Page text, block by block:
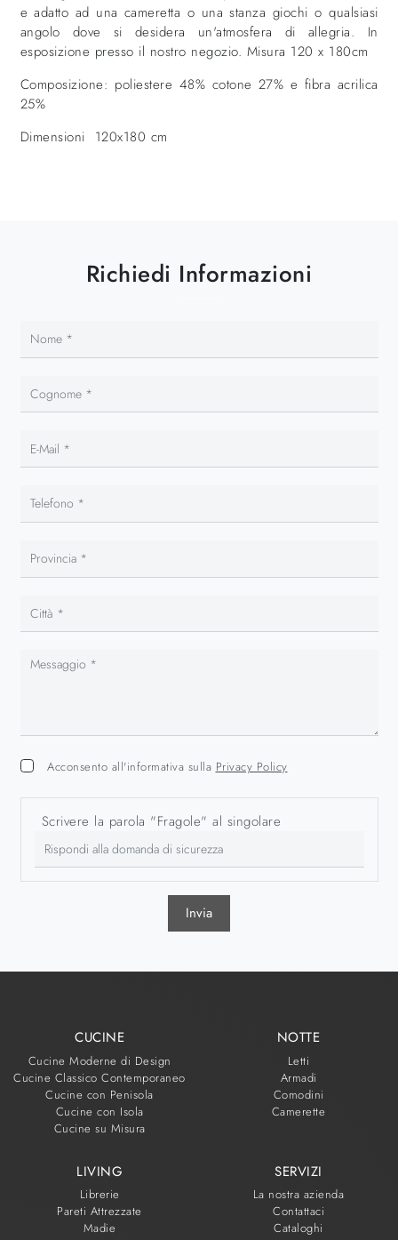
e adatto ad una cameretta o una stanza giochi o qualsiasi
angolo dove si desidera un'atmosfera di allegria. In
esposizione presso il nostro negozio. Misura 120 x 180cm
Composizione: poliestere 48% cotone 27% e fibra acrilica
25%
Dimensioni 120x180 cm
Richiedi Informazioni
Acconsento all'informativa sulla Privacy Policy
Scrivere la parola "Fragole" al singolare
Invia
CUCINE
Cucine Moderne di Design
Cucine Classico Contemporaneo
Cucine con Penisola
Cucine con Isola
Cucine su Misura
NOTTE
Letti
Armadi
Comodini
Camerette
LIVING
Librerie
Pareti Attrezzate
Madie
SERVIZI
La nostra azienda
Contattaci
Cataloghi